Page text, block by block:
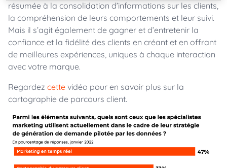
résumée à la consolidation d’informations sur les clients,
la compréhension de leurs comportements et leur suivi.
Mais il s’agit également de gagner et d’entretenir la
confiance et la fidélité des clients en créant et en offrant
de meilleures expériences, uniques à chaque interaction
avec votre marque.
Regardez cette vidéo pour en savoir plus sur la
cartographie de parcours client.